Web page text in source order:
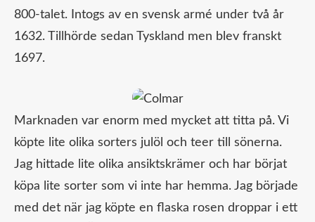
800-talet. Intogs av en svensk armé under två år
1632. Tillhörde sedan Tyskland men blev franskt
1697.
Marknaden var enorm med mycket att titta på. Vi
köpte lite olika sorters julöl och teer till sönerna.
Jag hittade lite olika ansiktskrämer och har börjat
köpa lite sorter som vi inte har hemma. Jag började
med det när jag köpte en flaska rosen droppar i ett